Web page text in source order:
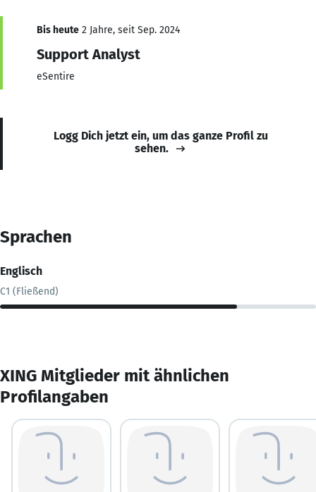
Bis heute 2 Jahre, seit Sep. 2024
Support Analyst
eSentire
Logg Dich jetzt ein, um das ganze Profil zu
sehen.
Sprachen
Englisch
C1 (Fließend)
XING Mitglieder mit ähnlichen
Profilangaben